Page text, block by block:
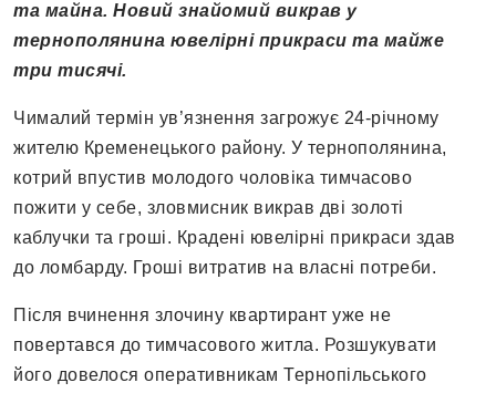
та майна. Новий знайомий викрав у
тернополянина ювелірні прикраси та майже
три тисячі.
Чималий термін ув’язнення загрожує 24-річному
жителю Кременецького району. У тернополянина,
котрий впустив молодого чоловіка тимчасово
пожити у себе, зловмисник викрав дві золоті
каблучки та гроші. Крадені ювелірні прикраси здав
до ломбарду. Гроші витратив на власні потреби.
Після вчинення злочину квартирант уже не
повертався до тимчасового житла. Розшукувати
його довелося оперативникам Тернопільського